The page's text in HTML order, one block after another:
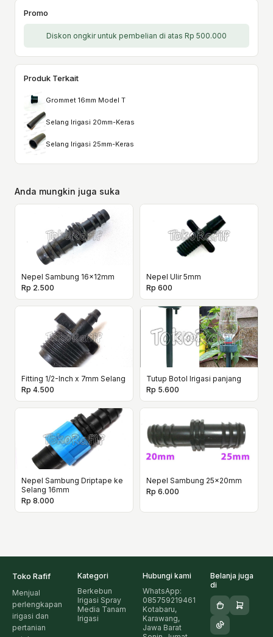
Promo
Diskon ongkir untuk pembelian di atas Rp 500.000
Produk Terkait
Grommet 16mm Model T
Selang Irigasi 20mm-Keras
Selang Irigasi 25mm-Keras
Anda mungkin juga suka
Nepel Sambung 16x12mm
Rp 2.500
Nepel Ulir 5mm
Rp 600
Fitting 1/2-Inch x 7mm Selang
Rp 4.500
Tutup Botol Irigasi panjang
Rp 5.600
Nepel Sambung Driptape ke
Selang 16mm
Rp 8.000
Nepel Sambung 25x20mm
Rp 6.000
Toko Rafif
Menjual
perlengkapan
irigasi dan
pertanian
Kategori
Berkebun
Irigasi Spray
Media Tanam
Irigasi
Hubungi kami
WhatsApp:
085759219461
Kotabaru,
Karawang,
Jawa Barat
Belanja juga
di